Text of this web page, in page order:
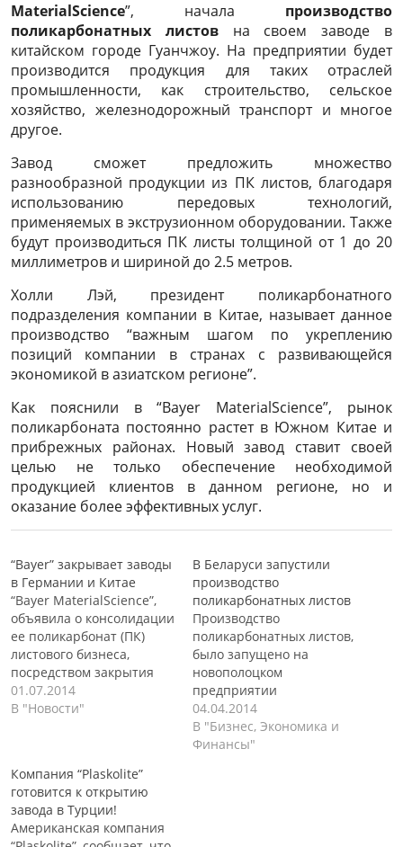
MaterialScience”, начала производство
поликарбонатных листовна своем заводе в
китайском городе Гуанчжоу. На предприятии будет
производится продукция для таких отраслей
промышленности, как строительство, сельское
хозяйство, железнодорожный транспорт и многое
другое.
Завод сможет предложить множество
разнообразной продукции из ПК листов, благодаря
использованию передовых технологий,
применяемых в экструзионном оборудовании. Также
будут производиться ПК листы толщиной от 1 до 20
миллиметров и шириной до 2.5 метров.
Холли Лэй, президент поликарбонатного
подразделения компании в Китае, называет данное
производство “важным шагом по укреплению
позиций компании в странах с развивающейся
экономикой в азиатском регионе”.
Как пояснили в “Bayer MaterialScience”, рынок
поликарбоната постоянно растет в Южном Китае и
прибрежных районах. Новый завод ставит своей
целью не только обеспечение необходимой
продукцией клиентов в данном регионе, но и
оказание более эффективных услуг.
“Bayer” закрывает заводы
в Германии и Китае
“Bayer MaterialScience”,
объявила о консолидации
ее поликарбонат (ПК)
листового бизнеса,
посредством закрытия
предприятий в Европе и
Азиатско-Тихоокеанском
производству ПК листов в
немецком городе
Дармштадт, а в Китае
компания закрывает свое
01.07.2014
В "Новости"
В Беларуси запустили
производство
поликарбонатных листов
Производство
поликарбонатных листов,
было запущено на
новополоцком
предприятии
“ТитанПласт” в начале
апреля текущего года. На
предприятии была
04.04.2014
В "Бизнес, Экономика и
Финансы"
Компания “Plaskolite”
готовится к открытию
завода в Турции!
Американская компания